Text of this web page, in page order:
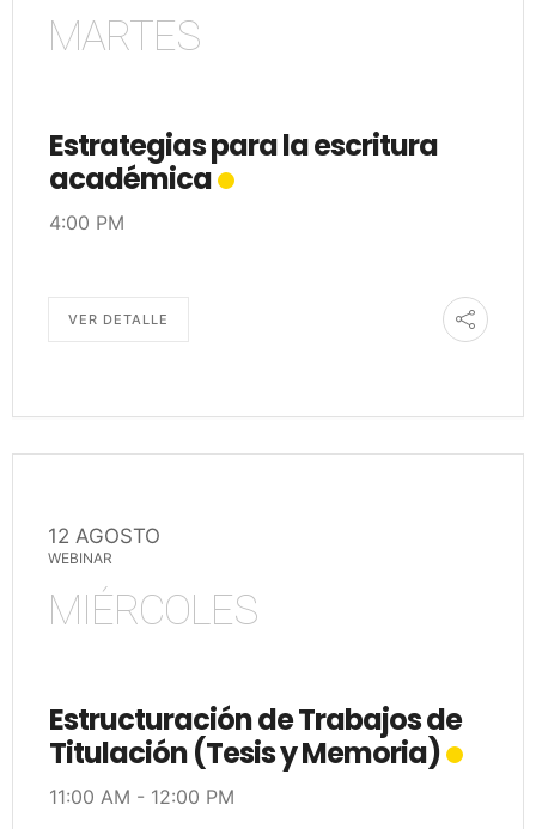
MARTES
Estrategias para la escritura
académica
4:00 PM
VER DETALLE
12 AGOSTO
WEBINAR
MIÉRCOLES
Estructuración de Trabajos de
Titulación (Tesis y Memoria)
11:00 AM - 12:00 PM